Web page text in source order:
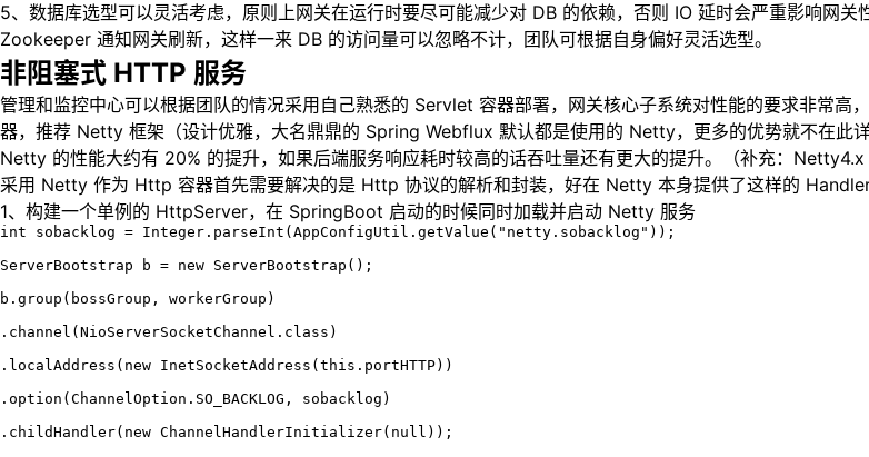
5、数据库选型可以灵活考虑，原则上网关在运行时要尽可能减少对 DB 的依赖，否则 IO 延时会严重影响网
Zookeeper 通知网关刷新，这样一来 DB 的访问量可以忽略不计，团队可根据自身偏好灵活选型。
非阻塞式 HTTP 服务
管理和监控中心可以根据团队的情况采用自己熟悉的 Servlet 容器部署，网关核心子系统对性能的要求非常
器，推荐 Netty 框架（设计优雅，大名鼎鼎的 Spring Webflux 默认都是使用的 Netty，更多的优势就不在此
Netty 的性能大约有 20% 的提升，如果后端服务响应耗时较高的话吞吐量还有更大的提升。（补充：
采用 Netty 作为 Http 容器首先需要解决的是 Http 协议的解析和封装，好在 Netty 本身提供了这样的 Handler
1、构建一个单例的 HttpServer，在 SpringBoot 启动的时候同时加载并启动 Netty 服务
int sobacklog = Integer.parseInt(AppConfigUtil.getValue("netty.sobacklog"));
ServerBootstrap b = new ServerBootstrap();
b.group(bossGroup, workerGroup)
.channel(NioServerSocketChannel.class)
.localAddress(new InetSocketAddress(this.portHTTP))
.option(ChannelOption.SO_BACKLOG, sobacklog)
.childHandler(new ChannelHandlerInitializer(null));